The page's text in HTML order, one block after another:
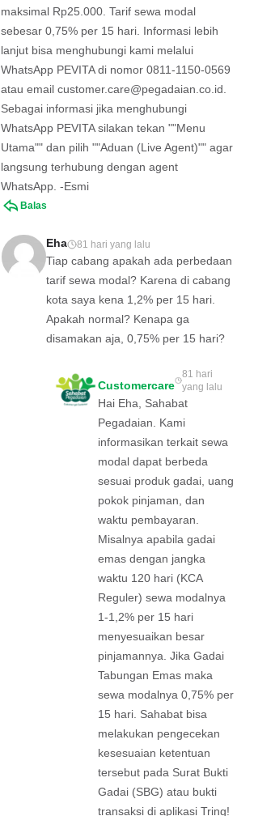
maksimal Rp25.000. Tarif sewa modal
sebesar 0,75% per 15 hari. Informasi lebih
lanjut bisa menghubungi kami melalui
WhatsApp PEVITA di nomor 0811-1150-0569
atau email customer.care@pegadaian.co.id
Sebagai informasi jika menghubungi
WhatsApp PEVITA silakan tekan ""Menu
Utama"" dan pilih ""Aduan (Live Agent)"" agar
langsung terhubung dengan agent
WhatsApp. -Esmi
Balas
Eha 81 hari yang lalu
Tiap cabang apakah ada perbedaan
tarif sewa modal? Karena di cabang
kota saya kena 1,2% per 15 hari.
Apakah normal? Kenapa ga
disamakan aja, 0,75% per 15 hari?
Customercare
81 hari
yang lalu
Hai Eha, Sahabat
Pegadaian. Kami
informasikan terkait sewa
modal dapat berbeda
sesuai produk gadai, uang
pokok pinjaman, dan
waktu pembayaran.
Misalnya apabila gadai
emas dengan jangka
waktu 120 hari (KCA
Reguler) sewa modalnya
1-1,2% per 15 hari
menyesuaikan besar
pinjamannya. Jika Gadai
Tabungan Emas maka
sewa modalnya 0,75% per
15 hari. Sahabat bisa
melakukan pengecekan
kesesuaian ketentuan
tersebut pada Surat Bukti
Gadai (SBG) atau bukti
transaksi di aplikasi Tring!